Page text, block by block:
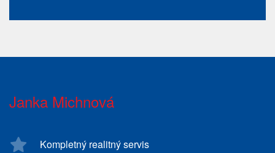
Janka Michnová
Kompletný realitný servis